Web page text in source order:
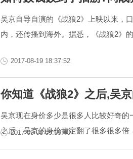
吴京自导自演的《战狼2》上映以来，
内，还传播到海外。据悉，《战狼2》
2017-08-19 18:37:52
你知道《战狼2》之后,吴
吴京现在身价多少是很多人比较好奇
之后，吴京的身价肯定翻了很多很多倍
2017-09-08 09:59:40